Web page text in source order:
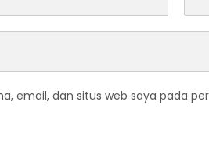
email, dan situs web saya pada